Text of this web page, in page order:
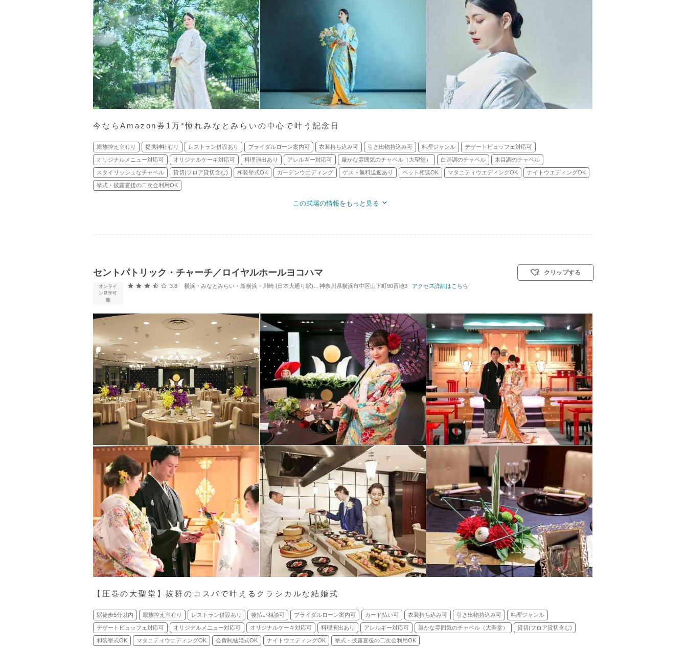
今ならAmazon券1万*憧れみなとみらいの中心で叶う記念日
親族控え室有り 提携神社有り レストラン併設あり ブライダルローン案内可 衣装持ち込み可 引き出物持込み可 料理ジャンル デザートビュッフェ対応可
オリジナルメニュー対応可 オリジナルケーキ対応可 料理演出あり アレルギー対応可 厳かな雰囲気のチャペル（大聖堂） 白基調のチャペル 木目調のチャペル
スタイリッシュなチャペル 貸切(フロア貸切含む) 和装挙式OK ガーデンウエディング ゲスト無料送迎あり ペット相談OK マタニティウエディングOK ナイトウエディングOK
挙式・披露宴後の二次会利用OK
この式場の情報をもっと見る
セントパトリック・チャーチ／ロイヤルホールヨコハマ
オンライ
ン見学可
能
口コミ評価
3.8 横浜・みなとみらい・新横浜・川崎 (日本大通り駅) / 式場・ゲストハウス 対応人数: 着席：8名 ～ 500名 挙式スタイル: 教会式(キリスト教式)／神前式／人前式／仏前式
神奈川県横浜市中区山下町90番地3 アクセス詳細はこちら
クリップする
【圧巻の⼤聖堂】抜群のコスパで叶えるクラシカルな結婚式
駅徒歩5分以内 親族控え室有り レストラン併設あり 後払い相談可 ブライダルローン案内可 カード払い可 衣装持ち込み可 引き出物持込み可 料理ジャンル
デザートビュッフェ対応可 オリジナルメニュー対応可 オリジナルケーキ対応可 料理演出あり アレルギー対応可 厳かな雰囲気のチャペル（大聖堂） 貸切(フロア貸切含む)
和装挙式OK マタニティウエディングOK 会費制結婚式OK ナイトウエディングOK 挙式・披露宴後の二次会利用OK